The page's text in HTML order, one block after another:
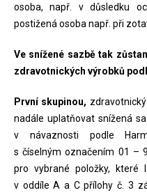
osoba, např. v důsledku
postižená osoba např. při
Ve snížené sazbě tak
zdravotnických výrobků
První skupinou,
nadále uplatňovat snížená
v návaznosti podle
s číselným označením 01 –
pro vybrané položky, které
v oddíle A a C přílohy č. 3